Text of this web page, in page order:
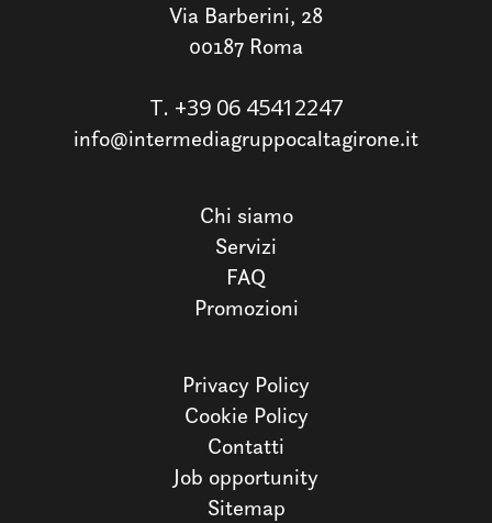
Via Barberini, 28
00187 Roma
T. +39 06 45412247
info@intermediagruppocaltagirone.it
Chi siamo
Servizi
FAQ
Promozioni
Privacy Policy
Cookie Policy
Contatti
Job opportunity
Sitemap